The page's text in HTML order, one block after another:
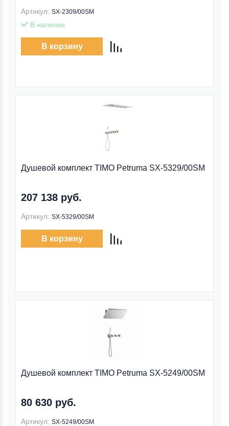
Артикул: SX-2309/00SM
В наличии
В корзину
Душевой комплект TIMO Petruma SX-5329/00SM
207 138 руб.
Артикул: SX-5329/00SM
В корзину
Душевой комплект TIMO Petruma SX-5249/00SM
80 630 руб.
Артикул: SX-5249/00SM